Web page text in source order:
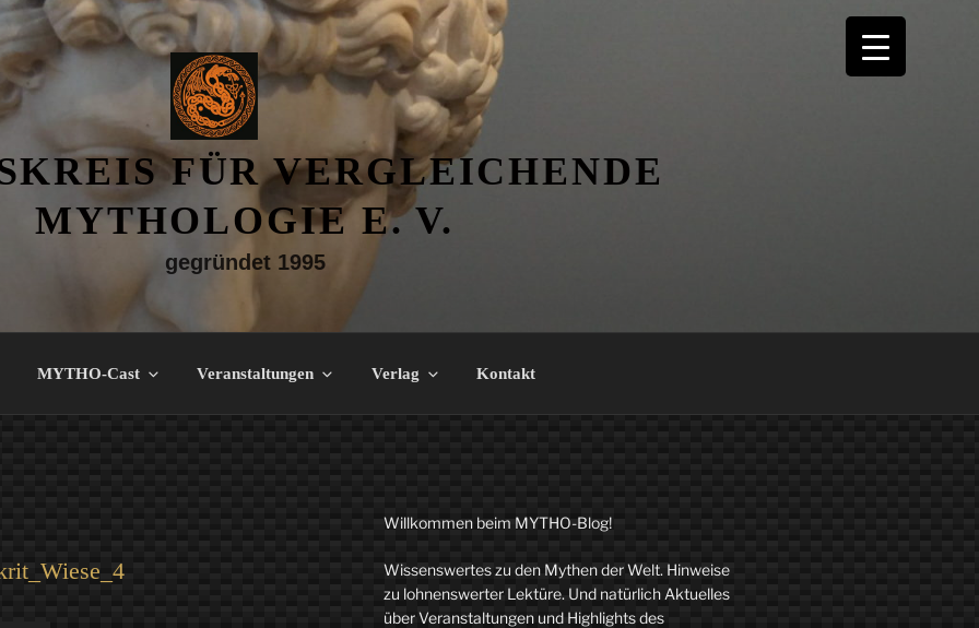
FÜR VERGLEICHENDE
MYTHOLOGIE E. V.
gegründet 1995
MYTHO-Cast Veranstaltungen Verlag Kontakt
Willkommen beim MYTHO-Blog!
Wissenswertes zu den Mythen der Welt. Hinweise
zu lohnenswerter Lektüre. Und natürlich Aktuelles
über Veranstaltungen und Highlights des